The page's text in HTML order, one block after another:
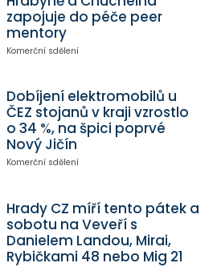
zapojuje do péče peer
mentory
Komerční sdělení
Dobíjení elektromobilů u
ČEZ stojanů v kraji vzrostlo
o 34 %, na špici poprvé
Nový Jičín
Komerční sdělení
Hrady CZ míří tento pátek a
sobotu na Veveří s
Danielem Landou, Mirai,
Rybičkami 48 nebo Mig 21